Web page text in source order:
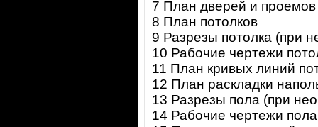
7 План дверей и проемов
8 План потолков
9 Разрезы потолка (при
10 Рабочие чертежи
11 План кривых линий
12 План раскладки
13 Разрезы пола (при
14 Рабочие чертежи